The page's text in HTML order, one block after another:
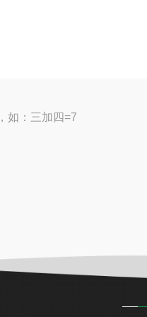
如：三加四=7